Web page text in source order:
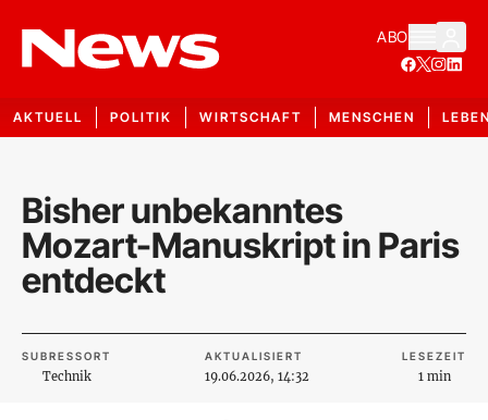
ABO
AKTUELL POLITIK WIRTSCHAFT MENSCHEN
Bisher unbekanntes
Mozart-Manuskript in Paris
entdeckt
SUBRESSORT
Technik
AKTUALISIERT
19.06.2026, 14:32
LESEZEIT
1 min